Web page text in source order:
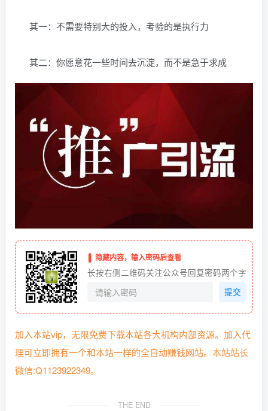
其一：不需要特别大的投入，考验的是执行力
其二：你愿意花一些时间去沉淀，而不是急于求成
隐藏内容，输入密码后查看
长按右侧二维码关注公众号回复密码两个字
提交
加入本站vip，无限免费下载本站各大机构内部资源。加入代
理可立即拥有一个和本站一样的全自动赚钱网站。本站站长
微信:Q1123922349。
THE END